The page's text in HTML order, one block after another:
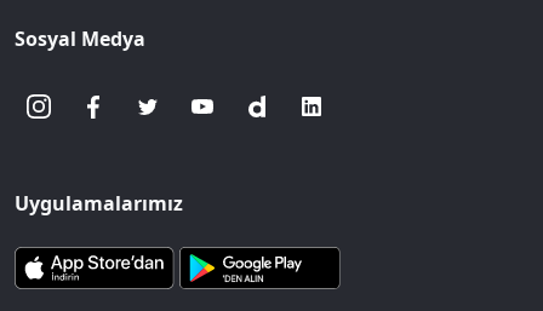
Sosyal Medya
Uygulamalarımız